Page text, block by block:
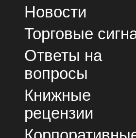
Новости
Торговые
Ответы на
вопросы
Книжные
рецензии